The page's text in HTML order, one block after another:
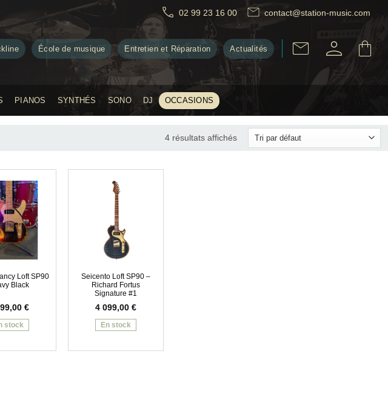
02 99 23 16 00 contact@station-music.com
École de musique Entretien et Réparation Actualités
PIANOS SYNTHÉS SONO DJ OCCASIONS
4 résultats affichés
Loft SP90
Black
€
stock
Seicento Loft SP90 –
Richard Fortus
Signature #1
4 099,00€
En stock